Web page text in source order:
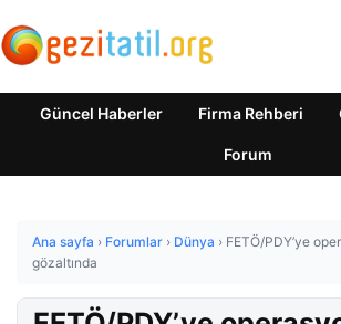
Güncel Haberler Firma Rehberi
Forum
Ana sayfa › Forumlar › Dünya › FETÖ/PDY’ye
gözaltında